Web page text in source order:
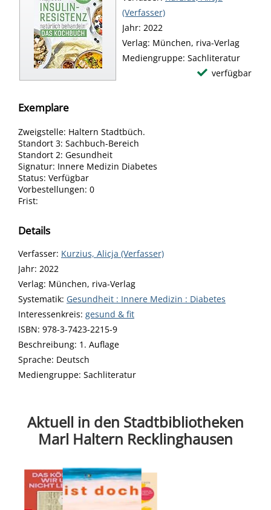
(Verfasser)
Jahr: 2022
Verlag: München, riva-Verlag
Mediengruppe: Sachliteratur
verfügbar
Exemplare
Zweigstelle: Haltern Stadtbüch.
Standort 3: Sachbuch-Bereich
Standort 2: Gesundheit
Signatur: Innere Medizin Diabetes
Status: Verfügbar
Vorbestellungen: 0
Frist:
Details
Verfasser: Suche nach diesem Verfasser
Kurzius, Alicja (Verfasser)
Jahr: 2022
Verlag: München, riva-Verlag
opens in new tab
Diesen Link in neuem Tab öffnen
Systematik: Suche nach dieser Systematik
Gesundheit : Innere Medizin : Diabetes
Interessenkreis: Suche nach diesem Interessenskreis
gesund & fit
ISBN: 978-3-7423-2215-9
Beschreibung: 1. Auflage
Suche nach dieser Beteiligten Person
Sprache: Deutsch
Mediengruppe: Sachliteratur
Aktuell in den Stadtbibliotheken
Marl Haltern Recklinghausen